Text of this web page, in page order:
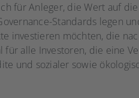
für Anleger, die Wert auf
Standards legen
investieren möchten, die
für alle Investoren, die eine
und sozialer sowie